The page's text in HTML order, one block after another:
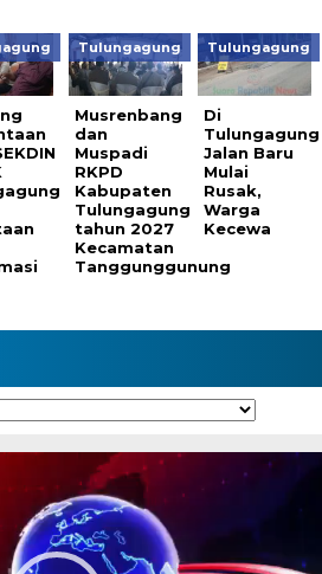
Tulungagung
Musrenbang
dan
Muspadi
RKPD
Kabupaten
Tulungagung
tahun 2027
Kecamatan
Tanggunggunung
Tulungagung
Di
Tulungagung
Jalan Baru
Mulai
Rusak,
Warga
Kecewa